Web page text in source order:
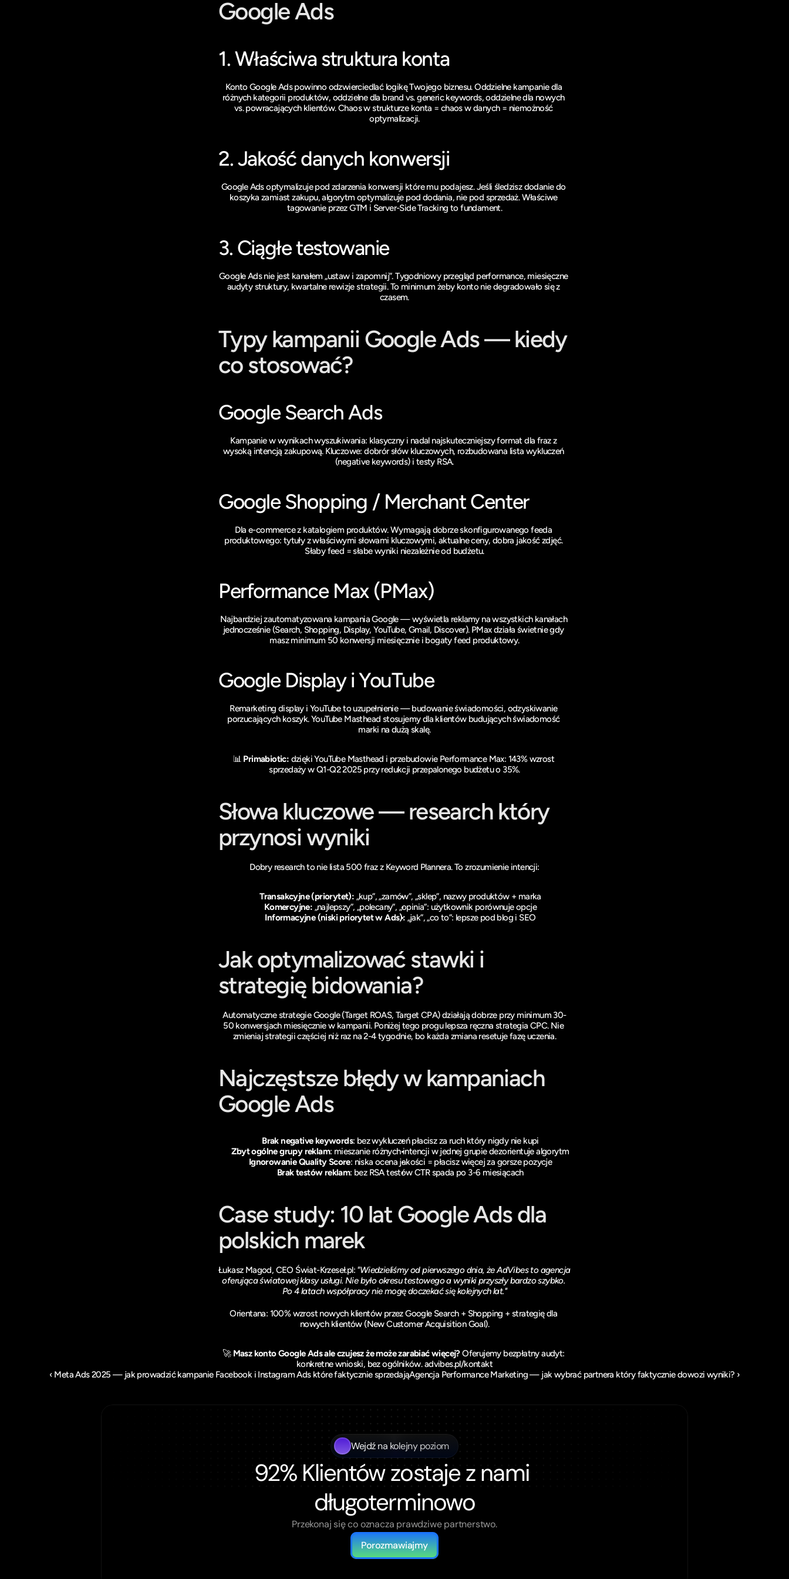
Google Ads
1. Właściwa struktura konta
Konto Google Ads powinno odzwierciedlać logikę Twojego biznesu. Oddzielne kampanie dla
różnych kategorii produktów, oddzielne dla brand vs. generic keywords, oddzielne dla nowych
vs. powracających klientów. Chaos w strukturze konta = chaos w danych = niemożność
optymalizacji.
2. Jakość danych konwersji
Google Ads optymalizuje pod zdarzenia konwersji które mu podajesz. Jeśli śledzisz dodanie do
koszyka zamiast zakupu, algorytm optymalizuje pod dodania, nie pod sprzedaż. Właściwe
tagowanie przez GTM i Server-Side Tracking to fundament.
3. Ciągłe testowanie
Google Ads nie jest kanałem „ustaw i zapomnij”. Tygodniowy przegląd performance, miesięczne
audyty struktury, kwartalne rewizje strategii. To minimum żeby konto nie degradowało się z
czasem.
Typy kampanii Google Ads — kiedy
co stosować?
Google Search Ads
Kampanie w wynikach wyszukiwania: klasyczny i nadal najskuteczniejszy format dla fraz z
wysoką intencją zakupową. Kluczowe: dobrór słów kluczowych, rozbudowana lista wykluczeń
(negative keywords) i testy RSA.
Google Shopping / Merchant Center
Dla e-commerce z katalogiem produktów. Wymagają dobrze skonfigurowanego feeda
produktowego: tytuły z właściwymi słowami kluczowymi, aktualne ceny, dobra jakość zdjęć.
Słaby feed = słabe wyniki niezależnie od budżetu.
Performance Max (PMax)
Najbardziej zautomatyzowana kampania Google — wyświetla reklamy na wszystkich kanałach
jednocześnie (Search, Shopping, Display, YouTube, Gmail, Discover). PMax działa świetnie gdy
masz minimum 50 konwersji miesięcznie i bogaty feed produktowy.
Google Display i YouTube
Remarketing display i YouTube to uzupełnienie — budowanie świadomości, odzyskiwanie
porzucających koszyk. YouTube Masthead stosujemy dla klientów budujących świadomość
marki na dużą skalę.
📊 Primabiotic: dzięki YouTube Masthead i przebudowie Performance Max: 143% wzrost
sprzedaży w Q1-Q2 2025 przy redukcji przepalonego budżetu o 35%.
Słowa kluczowe — research który
przynosi wyniki
Dobry research to nie lista 500 fraz z Keyword Plannera. To zrozumienie intencji:
Transakcyjne (priorytet): „kup”, „zamów”, „sklep”, nazwy produktów + marka
Komercyjne: „najlepszy”, „polecany”, „opinia”: użytkownik porównuje opcje
Informacyjne (niski priorytet w Ads): „jak”, „co to”: lepsze pod blog i SEO
Jak optymalizować stawki i
strategię bidowania?
Automatyczne strategie Google (Target ROAS, Target CPA) działają dobrze przy minimum 30-
50 konwersjach miesięcznie w kampanii. Poniżej tego progu lepsza ręczna strategia CPC. Nie
zmieniaj strategii częściej niż raz na 2-4 tygodnie, bo każda zmiana resetuje fazę uczenia.
Najczęstsze błędy w kampaniach
Google Ads
Brak negative keywords: bez wykluczeń płacisz za ruch który nigdy nie kupi
Zbyt ogólne grupy reklam: mieszanie różnych intencji w jednej grupie dezorientuje algorytm
Ignorowanie Quality Score: niska ocena jakości = płacisz więcej za gorsze pozycje
Brak testów reklam: bez RSA testów CTR spada po 3-6 miesiącach
Case study: 10 lat Google Ads dla
polskich marek
Łukasz Magod, CEO Świat-Krzeseł.pl: "Wiedzieliśmy od pierwszego dnia, że AdVibes to agencja
oferująca światowej klasy usługi. Nie było okresu testowego a wyniki przyszły bardzo szybko.
Po 4 latach współpracy nie mogę doczekać się kolejnych lat."
Orientana: 100% wzrost nowych klientów przez Google Search + Shopping + strategię dla
nowych klientów (New Customer Acquisition Goal).
🚀 Masz konto Google Ads ale czujesz że może zarabiać więcej? Oferujemy bezpłatny audyt:
konkretne wnioski, bez ogólników. advibes.pl/kontakt
‹ Meta Ads 2025 — jak prowadzić kampanie Facebook i Instagram Ads które faktycznie sprzedająAgencja Performance Marketing — jak wybrać partnera który faktycznie dowozi wyniki? ›
Wejdź na kolejny poziom
92% Klientów zostaje z nami
długoterminowo
Przekonaj się co oznacza prawdziwe partnerstwo.
Porozmawiajmy